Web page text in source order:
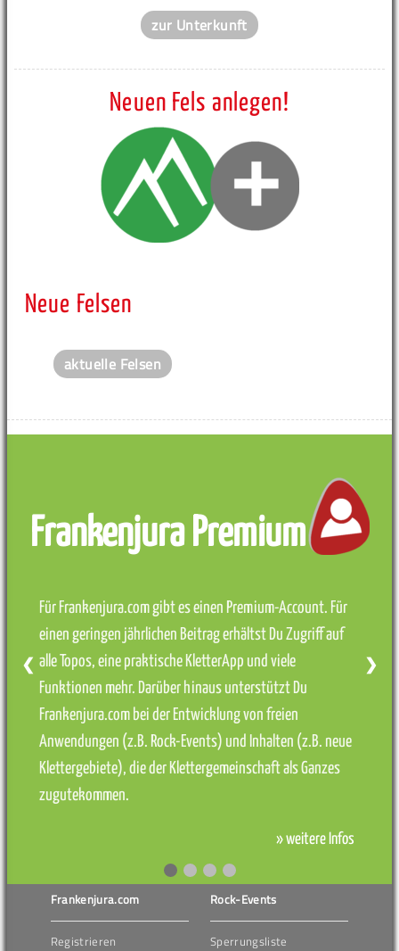
zur Unterkunft
Neuen Fels anlegen!
Neue Felsen
aktuelle Felsen
Frankenjura Premium
Für Frankenjura.com gibt es einen Premium-Account. Für
einen geringen jährlichen Beitrag erhältst Du Zugriff auf
alle Topos, eine praktische KletterApp und viele
Funktionen mehr. Darüber hinaus unterstützt Du
Frankenjura.com bei der Entwicklung von freien
Anwendungen (z.B. Rock-Events) und Inhalten (z.B. neue
Klettergebiete), die der Klettergemeinschaft als Ganzes
zugutekommen.
» weitere Infos
❮ ❯
Frankenjura.com
Registrieren
Rock-Events
Sperrungsliste